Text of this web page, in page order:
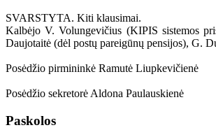
SVARSTYTA. Kiti klausimai.
Kalbėjo V. Volungevičius (KIPIS sistemos
Daujotaitė (dėl postų pareigūnų pensijos), G.
Posėdžio pirmininkė Ramutė Liupkevičienė
Posėdžio sekretorė Aldona Paulauskienė
Paskolos